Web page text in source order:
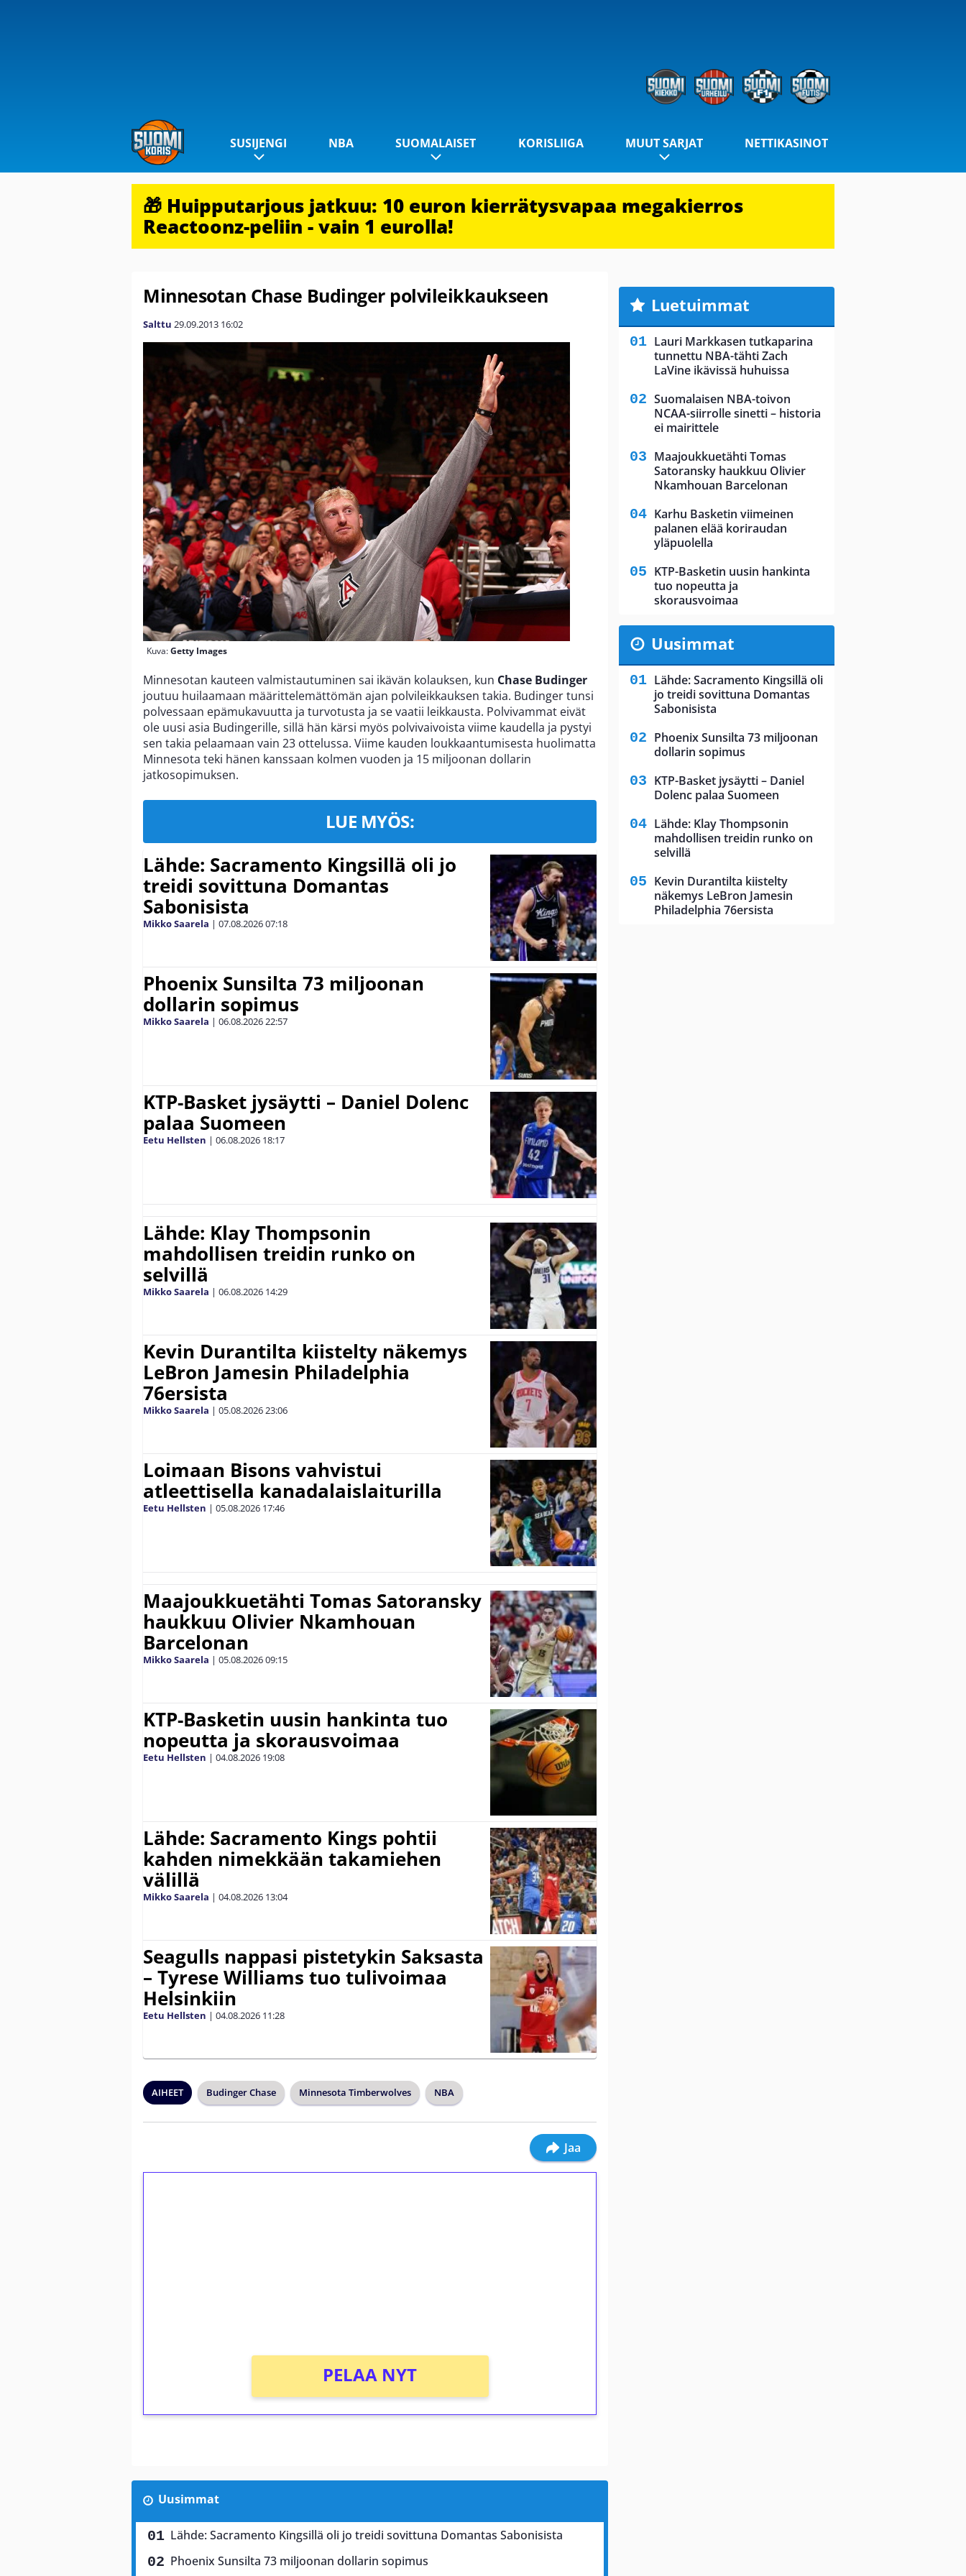
SUSIJENGI NBA SUOMALAISET KORISLIIGA MUUT SARJAT NETTIKASINOT
🎁 Huipputarjous jatkuu: 10 euron kierrätysvapaa megakierros
Reactoonz-peliin - vain 1 eurolla!
Minnesotan Chase Budinger polvileikkaukseen
Salttu 29.09.2013 16:02
Kuva:Getty Images
Minnesotan kauteen valmistautuminen sai ikävän kolauksen, kun Chase Budinger
joutuu huilaamaan määrittelemättömän ajan polvileikkauksen takia. Budinger tunsi
polvessaan epämukavuutta ja turvotusta ja se vaatii leikkausta. Polvivammat eivät
ole uusi asia Budingerille, sillä hän kärsi myös polvivaivoista viime kaudella ja pystyi
sen takia pelaamaan vain 23 ottelussa. Viime kauden loukkaantumisesta huolimatta
Minnesota teki hänen kanssaan kolmen vuoden ja 15 miljoonan dollarin
jatkosopimuksen.
LUE MYÖS:
Lähde: Sacramento Kingsillä oli jo
treidi sovittuna Domantas
Sabonisista
Mikko Saarela | 07.08.202607:18
Phoenix Sunsilta 73 miljoonan
dollarin sopimus
Mikko Saarela | 06.08.202622:57
KTP-Basket jysäytti – Daniel Dolenc
palaa Suomeen
Eetu Hellsten | 06.08.2026 18:17
Lähde: Klay Thompsonin
mahdollisen treidin runko on
selvillä
Mikko Saarela | 06.08.2026 14:29
Kevin Durantilta kiistelty näkemys
LeBron Jamesin Philadelphia
76ersista
Mikko Saarela | 05.08.202623:06
Loimaan Bisons vahvistui
atleettisella kanadalaislaiturilla
Eetu Hellsten | 05.08.2026 17:46
Maajoukkuetähti Tomas Satoransky
haukkuu Olivier Nkamhouan
Barcelonan
Mikko Saarela | 05.08.202609:15
KTP-Basketin uusin hankinta tuo
nopeutta ja skorausvoimaa
Eetu Hellsten | 04.08.2026 19:08
Lähde: Sacramento Kings pohtii
kahden nimekkään takamiehen
välillä
Mikko Saarela | 04.08.2026 13:04
Seagulls nappasi pistetykin Saksasta
– Tyrese Williams tuo tulivoimaa
Helsinkiin
Eetu Hellsten | 04.08.2026 11:28
AIHEET Budinger Chase Minnesota Timberwolves NBA
Jaa
PELAA NYT
Uusimmat
Lähde: Sacramento Kingsillä oli jo treidi sovittuna Domantas Sabonisista
Phoenix Sunsilta 73 miljoonan dollarin sopimus
Luetuimmat
Lauri Markkasen tutkaparina
tunnettu NBA-tähti Zach
LaVine ikävissä huhuissa
Suomalaisen NBA-toivon
NCAA-siirrolle sinetti – historia
ei mairittele
Maajoukkuetähti Tomas
Satoransky haukkuu Olivier
Nkamhouan Barcelonan
Karhu Basketin viimeinen
palanen elää koriraudan
yläpuolella
KTP-Basketin uusin hankinta
tuo nopeutta ja
skorausvoimaa
Uusimmat
Lähde: Sacramento Kingsillä oli
jo treidi sovittuna Domantas
Sabonisista
Phoenix Sunsilta 73 miljoonan
dollarin sopimus
KTP-Basket jysäytti – Daniel
Dolenc palaa Suomeen
Lähde: Klay Thompsonin
mahdollisen treidin runko on
selvillä
Kevin Durantilta kiistelty
näkemys LeBron Jamesin
Philadelphia 76ersista